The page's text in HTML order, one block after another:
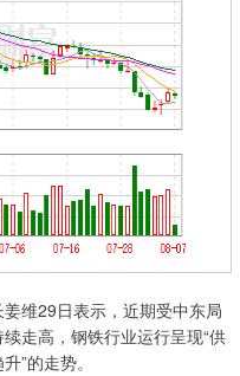
维29日表示，近期受中东局
走高，钢铁行业运行呈现“供
”的走势。